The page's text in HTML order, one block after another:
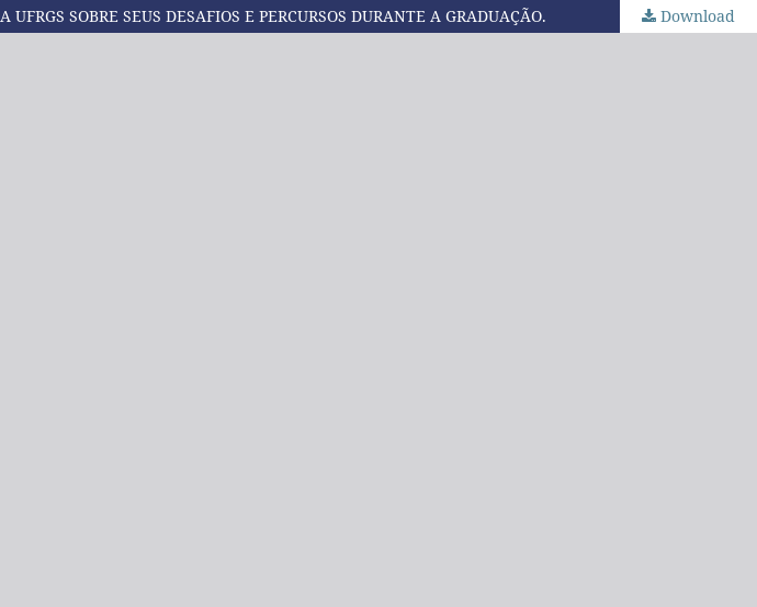
SOBRE SEUS DESAFIOS E PERCURSOS DURANTE A GRADUAÇÃO. Download